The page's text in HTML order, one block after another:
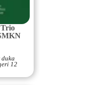
Trio
12